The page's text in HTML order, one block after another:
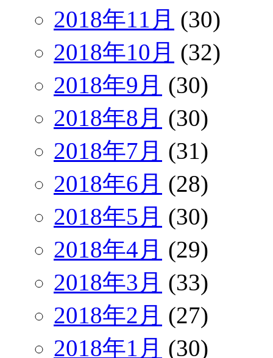
2018年11月 (30)
2018年10月 (32)
2018年9月 (30)
2018年8月 (30)
2018年7月 (31)
2018年6月 (28)
2018年5月 (30)
2018年4月 (29)
2018年3月 (33)
2018年2月 (27)
2018年1月 (30)